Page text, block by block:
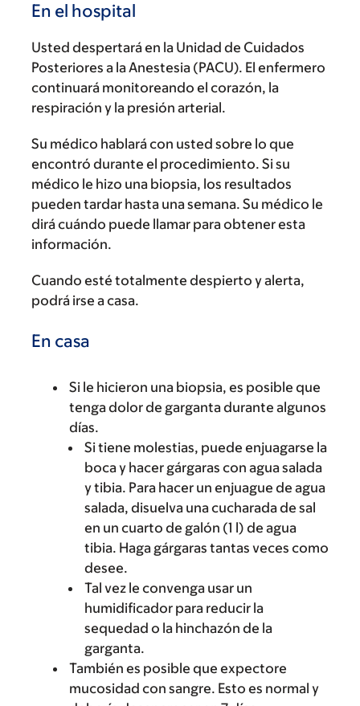
En el hospital
Usted despertará en la Unidad de Cuidados
Posteriores a la Anestesia (PACU). El enfermero
continuará monitoreando el corazón, la
respiración y la presión arterial.
Su médico hablará con usted sobre lo que
encontró durante el procedimiento. Si su
médico le hizo una biopsia, los resultados
pueden tardar hasta una semana. Su médico le
dirá cuándo puede llamar para obtener esta
información.
Cuando esté totalmente despierto y alerta,
podrá irse a casa.
En casa
Si le hicieron una biopsia, es posible que
tenga dolor de garganta durante algunos
días.
Si tiene molestias, puede enjuagarse la
boca y hacer gárgaras con agua salada
y tibia. Para hacer un enjuague de agua
salada, disuelva una cucharada de sal
en un cuarto de galón (1 l) de agua
tibia. Haga gárgaras tantas veces como
desee.
Tal vez le convenga usar un
humidificador para reducir la
sequedad o la hinchazón de la
garganta.
También es posible que expectore
mucosidad con sangre. Esto es normal y